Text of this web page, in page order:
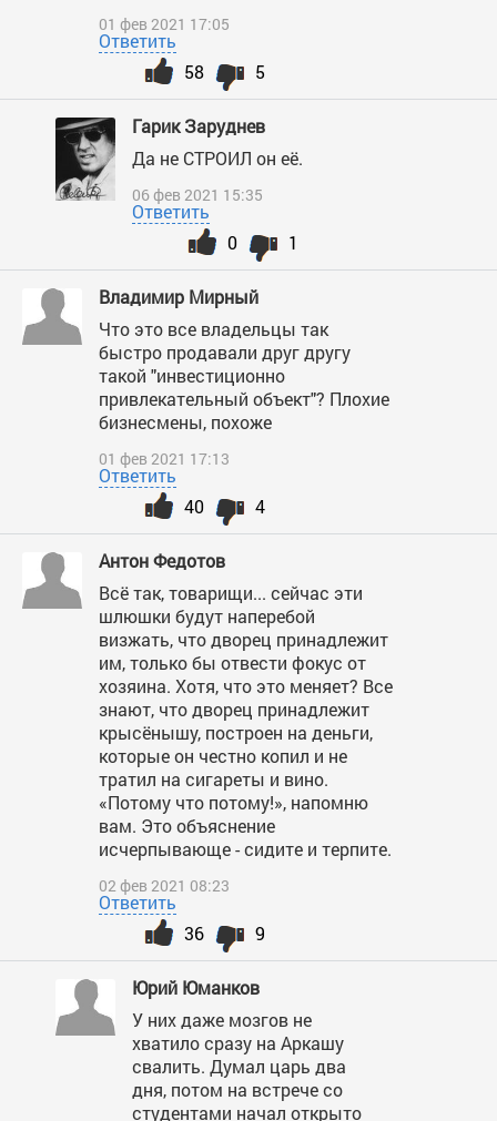
01 фев 2021 17:05
Ответить
5
58
Гарик Заруднев
Да не СТРОИЛ он её.
06 фев 2021 15:35
Ответить
1
0
Владимир Мирный
Что это все владельцы так
быстро продавали друг другу
такой "инвестиционно
привлекательный объект"? Плохие
бизнесмены, похоже
01 фев 2021 17:13
Ответить
4
40
Антон Федотов
Всё так, товарищи... сейчас эти
шлюшки будут наперебой
визжать, что дворец принадлежит
им, только бы отвести фокус от
хозяина. Хотя, что это меняет? Все
знают, что дворец принадлежит
крысёнышу, построен на деньги,
которые он честно копил и не
тратил на сигареты и вино.
«Потому что потому!», напомню
вам. Это объяснение
исчерпывающе - сидите и терпите.
02 фев 2021 08:23
Ответить
9
36
Юрий Юманков
У них даже мозгов не
хватило сразу на Аркашу
свалить. Думал царь два
дня, потом на встрече со
студентами начал открыто